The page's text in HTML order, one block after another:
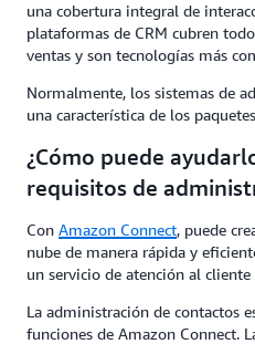
una cobertura integral de
plataformas de CRM cubren
ventas y son tecnologías más
Normalmente, los sistemas de
una característica de los
¿Cómo puede
requisitos de
Con Amazon Connect, puede
nube de manera rápida y
un servicio de atención al
La administración de contactos
funciones de Amazon Connect.